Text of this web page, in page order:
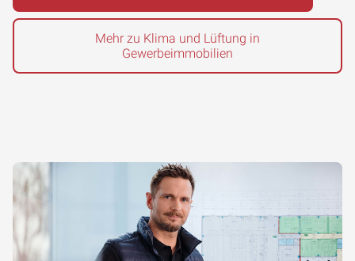
Mehr zu Klima und Lüftung in
Gewerbeimmobilien